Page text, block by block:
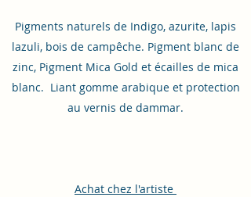
Pigments naturels de Indigo, azurite, lapis
lazuli, bois de campêche. Pigment blanc de
zinc, Pigment Mica Gold et écailles de mica
blanc. Liant gomme arabique et protection
au vernis de dammar.
Achat chez l'artiste